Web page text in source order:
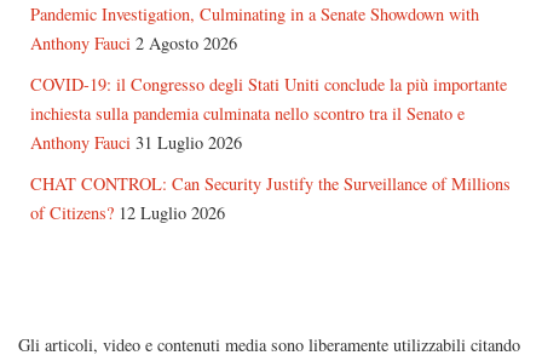
Pandemic Investigation, Culminating in a Senate Showdown with
Anthony Fauci 2 Agosto 2026
COVID-19: il Congresso degli Stati Uniti conclude la più importante
inchiesta sulla pandemia culminata nello scontro tra il Senato e
Anthony Fauci 31 Luglio 2026
CHAT CONTROL: Can Security Justify the Surveillance of Millions
of Citizens? 12 Luglio 2026
Gli articoli, video e contenuti media sono liberamente utilizzabili citando